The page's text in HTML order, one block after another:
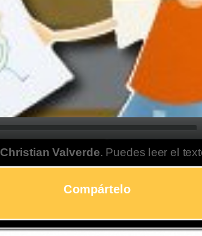
Christian Valverde. Puedes leer el
Compártelo